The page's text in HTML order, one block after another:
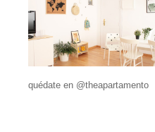
quédate en @theapartamento